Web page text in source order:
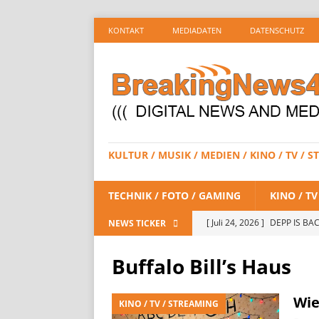
KONTAKT MEDIADATEN DATENSCHUTZ
KULTUR / MUSIK / MEDIEN / KINO / TV /
TECHNIK / FOTO / GAMING KINO /
NEWS TICKER [ Juli 24, 2026 ] DEPP IS
[ Juli 23, 2026 ] SPIDER-
STREAMING
Buffalo Bill’s Haus
KINO / TV / STREAMING